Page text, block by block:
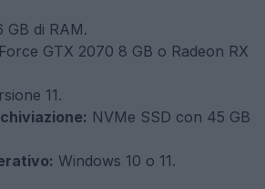
GB di RAM.
GTX 2070 8 GB o Radeon RX
11.
NVMe SSD con 45 GB
Windows 10 o 11.